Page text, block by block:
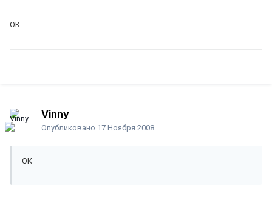
ОК
Vinny
Опубликовано 17 Ноября 2008
ОК